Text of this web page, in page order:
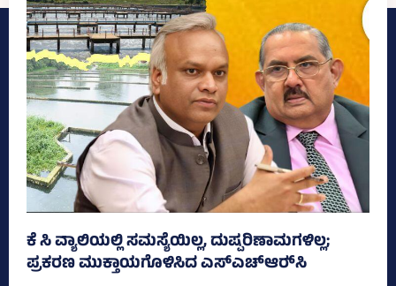
ಕೆ ಸಿ ವ್ಯಾಲಿಯಲ್ಲಿ ಸಮಸ್ಯೆಯಿಲ್ಲ, ದುಷ್ಪರಿಣಾಮಗಳಿಲ್ಲ;
ಪ್ರಕರಣ ಮುಕ್ತಾಯಗೊಳಿಸಿದ ಎಸ್‌ಎಚ್‌ಆರ್‍‌ಸಿ